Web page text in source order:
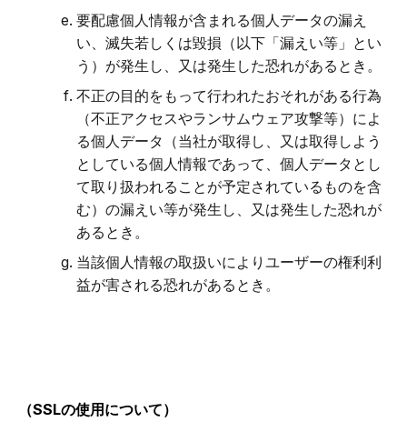
要配慮個人情報が含まれる個人データの漏え
い、滅失若しくは毀損（以下「漏えい等」とい
う）が発生し、又は発生した恐れがあるとき。
不正の目的をもって行われたおそれがある行為
（不正アクセスやランサムウェア攻撃等）によ
る個人データ（当社が取得し、又は取得しよう
としている個人情報であって、個人データとし
て取り扱われることが予定されているものを含
む）の漏えい等が発生し、又は発生した恐れが
あるとき。
当該個人情報の取扱いによりユーザーの権利利
益が害される恐れがあるとき。
（SSLの使用について）